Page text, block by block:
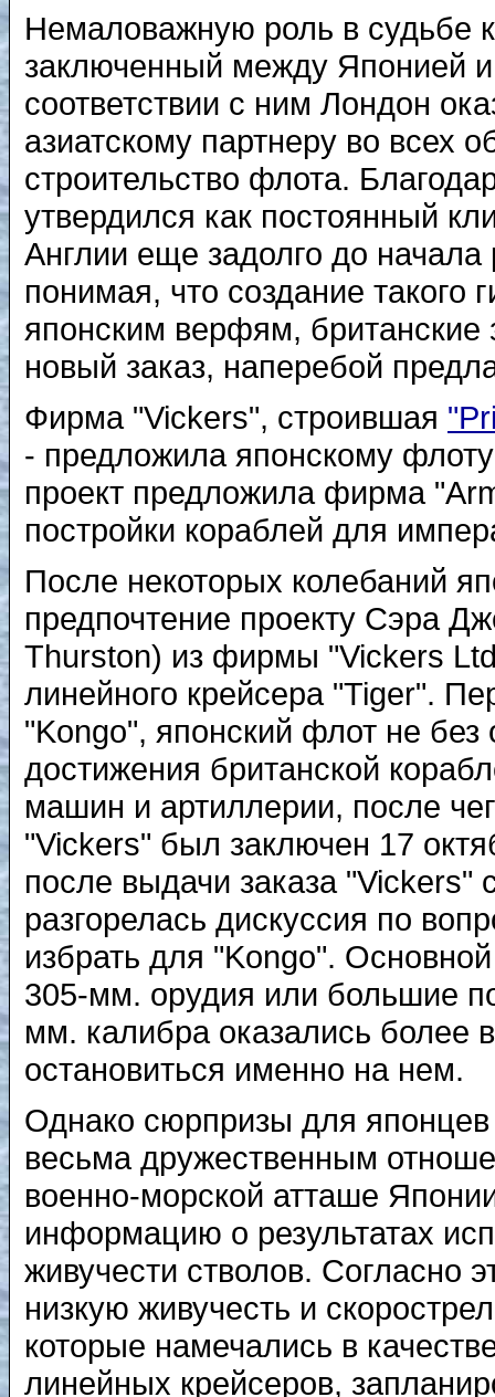
Немаловажную роль в судьбе
заключенный между Японией
соответствии с ним Лондон
азиатскому партнеру во всех
строительство флота.
утвердился как постоянный
Англии еще задолго до
понимая, что создание такого
японским верфям, британские
новый заказ, наперебой
Фирма "Vickers", строившая
- предложила японскому
проект предложила фирма
постройки кораблей для
После некоторых колебаний
предпочтение проекту Сэра
Thurston) из фирмы "Vickers
линейного крейсера "Tiger".
"Kongo", японский флот не
достижения британской
машин и артиллерии, после
"Vickers" был заключен 17
после выдачи заказа "Vickers"
разгорелась дискуссия по
избрать для "Kongo".
305-мм. орудия или большие
мм. калибра оказались
остановиться именно на нем.
Однако сюрпризы для японцев
весьма дружественным
военно-морской атташе
информацию о результатах
живучести стволов.
низкую живучесть и
которые намечались в
линейных крейсеров,